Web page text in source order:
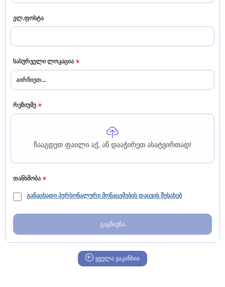
ელ.ფოსტა
სასურველი ლოკაცია
ყველას მონიშვნა
რეზიუმე
ᲩᲐᲐᲒᲓᲔᲗ ᲤᲐᲘᲚᲘ ᲐᲥ, ᲐᲜ ᲓᲐᲐᲭᲘᲠᲔᲗ ᲐᲡᲐᲢᲕᲘᲠᲗᲐᲓ!
თანხმობა
განაცხადი პერსონალური მონაცემების დაცვის შესახებ
გაგზავნა
ყველა ვაკანსია